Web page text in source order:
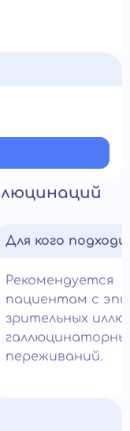
Для кого
Рекомендуется
пациентам с
зрительных
переживаний.